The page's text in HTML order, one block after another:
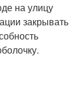
на улицу
закрывать